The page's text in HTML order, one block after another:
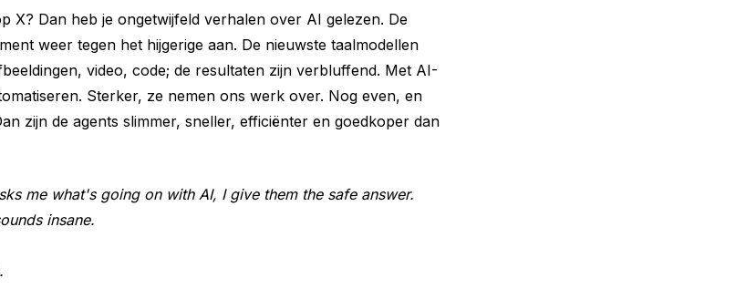
X? Dan heb je ongetwijfeld verhalen over AI gelezen. De
weer tegen het hijgerige aan. De nieuwste taalmodellen
video, code; de resultaten zijn verbluffend. Met AI-
Sterker, ze nemen ons werk over. Nog even, en
zijn de agents slimmer, sneller, efficiënter en goedkoper dan
me what's going on with AI, I give them the safe answer.
insane.